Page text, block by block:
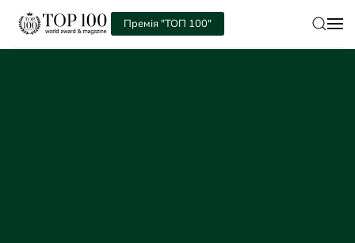
Skip to main content
Премія "ТОП 100"